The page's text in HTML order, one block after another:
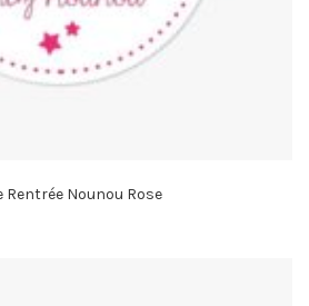
Rentrée Nounou Rose